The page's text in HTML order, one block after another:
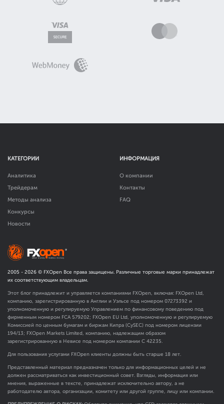
КАТЕГОРИИ
Аналитика
Трейдерам
Методы анализа
Конкурсы
Новости
ИНФОРМАЦИЯ
О компании
Контакты
FAQ
2005 - 2026 © FXOpen Все права защищены. Различные торговые марки принадлежат
их соответствующим владельцам.
Этот блог принадлежит и управляется компаниями FXOpen, включая: FXOpen Ltd,
компанию, зарегистрированную в Англии и Уэльсе под номером 07273392 и
уполномоченную и регулируемую Управлением по финансовому поведению под
фирменным номером FCA 579202; FXOpen EU Ltd, уполномоченную и регулируемую
Комиссией по ценным бумагам и биржам Кипра (CySEC) под номером лицензии
194/13; FXOpen Markets Limited, компанию, надлежащим образом
зарегистрированную в Невисе под номером компании C 42235.
Для пользования услугами FXOpen клиенты должны быть старше 18 лет.
Представленный материал предназначен только для информационных целей и не
должен рассматриваться как инвестиционный совет. Взгляды, информация или
мнения, выраженные в тексте, принадлежат исключительно автору, а не
работодателю автора, организации, комитету или другой группе, лицу или компании.